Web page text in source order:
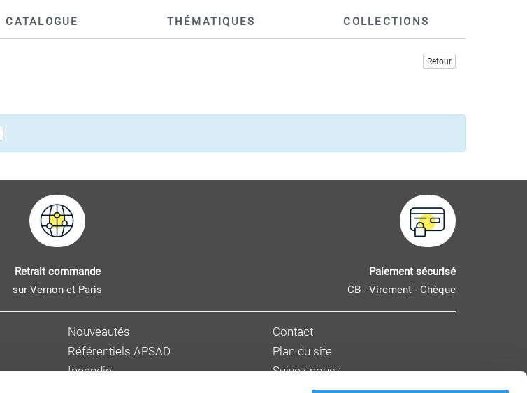
CATALOGUE THÉMATIQUES COLLECTIONS
Retour
Retrait commande
sur Vernon et Paris
Paiement sécurisé
CB - Virement - Chèque
Nouveautés
Référentiels APSAD
Incendie
Contact
Plan du site
Suivez-nous :